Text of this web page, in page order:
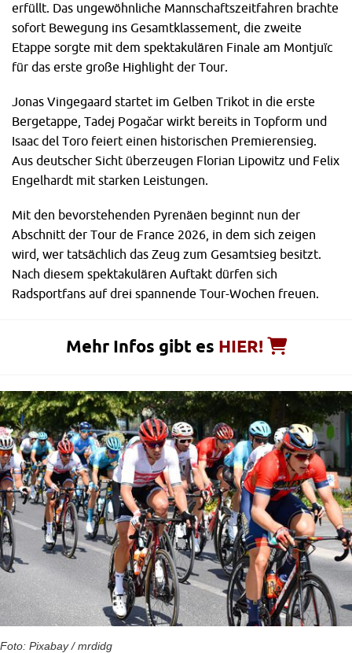
erfüllt. Das ungewöhnliche Mannschaftszeitfahren brachte
sofort Bewegung ins Gesamtklassement, die zweite
Etappe sorgte mit dem spektakulären Finale am Montjuïc
für das erste große Highlight der Tour.
Jonas Vingegaard startet im Gelben Trikot in die erste
Bergetappe, Tadej Pogačar wirkt bereits in Topform und
Isaac del Toro feiert einen historischen Premierensieg.
Aus deutscher Sicht überzeugen Florian Lipowitz und Felix
Engelhardt mit starken Leistungen.
Mit den bevorstehenden Pyrenäen beginnt nun der
Abschnitt der Tour de France 2026, in dem sich zeigen
wird, wer tatsächlich das Zeug zum Gesamtsieg besitzt.
Nach diesem spektakulären Auftakt dürfen sich
Radsportfans auf drei spannende Tour-Wochen freuen.
Mehr Infos gibt es HIER!
Foto: Pixabay / mrdidg